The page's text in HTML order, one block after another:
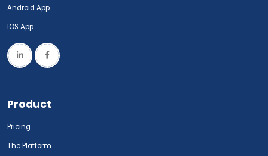
Android App
IOS App
Product
Pricing
The Platform